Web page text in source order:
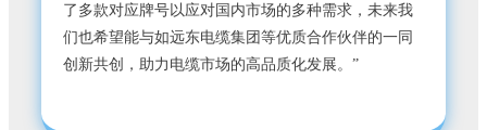
了多款对应牌号以应对国内市场的多种需求，未来我
们也希望能与如远东电缆集团等优质合作伙伴的一同
创新共创，助力电缆市场的高品质化发展。”